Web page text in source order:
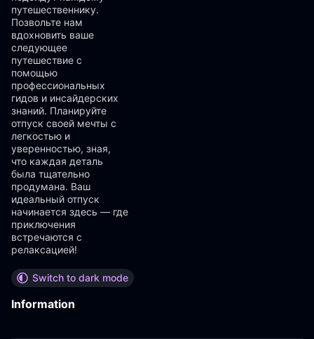
путешественнику.
Позвольте нам
вдохновить ваше
следующее
путешествие с
помощью
профессиональных
гидов и инсайдерских
знаний. Планируйте
отпуск своей мечты с
легкостью и
уверенностью, зная,
что каждая деталь
была тщательно
продумана. Ваш
идеальный отпуск
начинается здесь — где
приключения
встречаются с
релаксацией!
Switch to dark mode
Information